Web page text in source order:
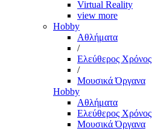
Virtual Reality
view more
Hobby
Αθλήματα
/
Ελεύθερος Χρόνος
/
Μουσικά Όργανα
Hobby
Αθλήματα
Ελεύθερος Χρόνος
Μουσικά Όργανα